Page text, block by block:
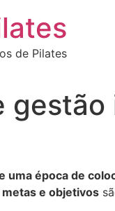
de Pilates
uma época de
e objetivos